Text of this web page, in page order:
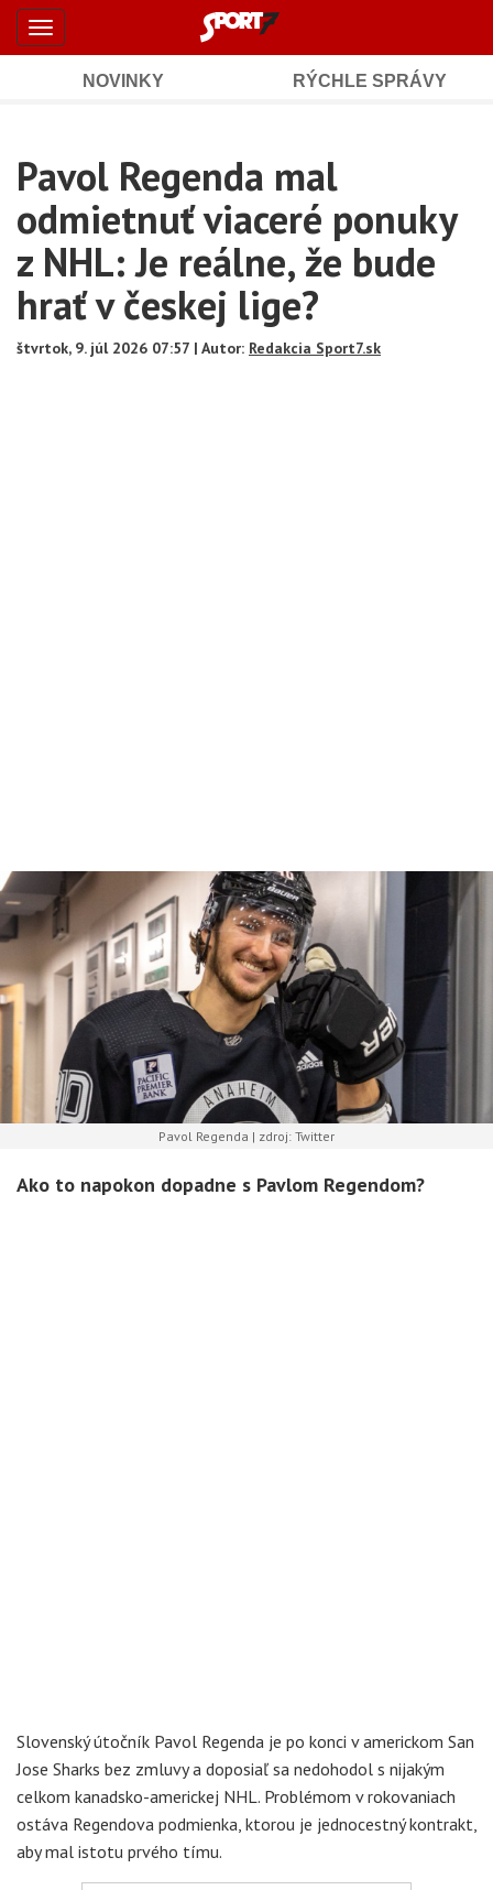
Šport7.sk
-
spravodajstvo
výsledky
Skočiť
hlavný
Toggle
navigation
Navigation
NOVINKY RÝCHLE SPRÁVY
Main
Content
Pavol Regenda mal
odmietnuť viaceré ponuky
z NHL: Je reálne, že bude
hrať v českej lige?
štvrtok, 9. júl 2026 07:57 | Autor: Redakcia Sport7.sk
Pavol Regenda | zdroj: Twitter
Ako to napokon dopadne s Pavlom Regendom?
Slovenský útočník Pavol Regenda je po konci v americkom San
Jose Sharks bez zmluvy a doposiaľ sa nedohodol s nijakým
celkom kanadsko-americkej NHL. Problémom v rokovaniach
ostáva Regendova podmienka, ktorou je jednocestný kontrakt,
aby mal istotu prvého tímu.